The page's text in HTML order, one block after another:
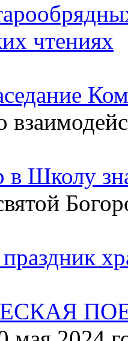
чтениях
в Школу